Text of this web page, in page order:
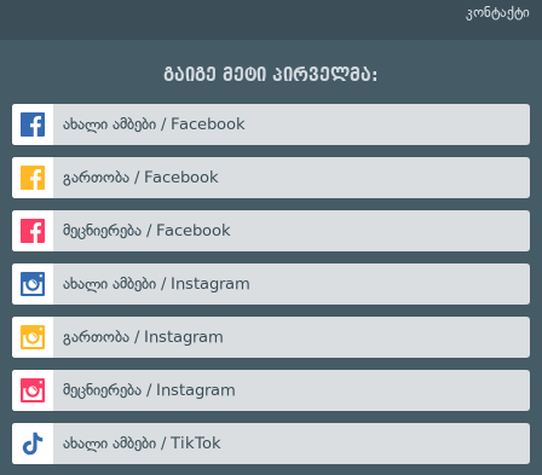
კონტაქტი
გაიგე მეტი პირველმა:
ახალი ამბები / Facebook
გართობა / Facebook
მეცნიერება / Facebook
ახალი ამბები / Instagram
გართობა / Instagram
მეცნიერება / Instagram
ახალი ამბები / TikTok